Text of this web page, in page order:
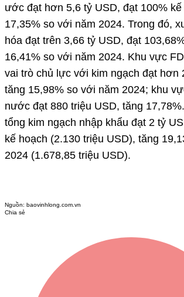
ước đạt hơn 5,6 tỷ USD, đạt 100% kế
17,35% so với năm 2024. Trong đó,
hóa đạt trên 3,66 tỷ USD, đạt
16,41% so với năm 2024. Khu vực
vai trò chủ lực với kim ngạch đạt hơn
tăng 15,98% so với năm 2024; khu
nước đạt 880 triệu USD, tăng
tổng kim ngạch nhập khẩu đạt 2 tỷ
kế hoạch (2.130 triệu USD), tăng
2024 (1.678,85 triệu USD).
Nguồn: baovinhlong.com.vn
Chia sẻ